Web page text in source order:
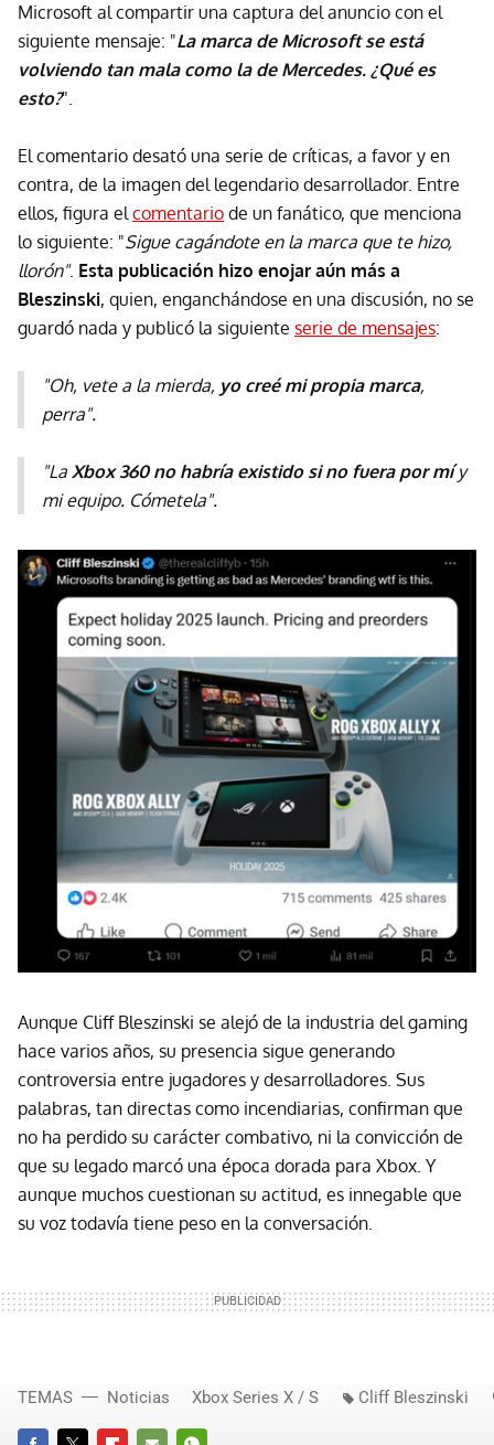
Microsoft al compartir una captura del anuncio con el
siguiente mensaje: "La marca de Microsoft se está
volviendo tan mala como la de Mercedes. ¿Qué es
esto?".
El comentario desató una serie de críticas, a favor y en
contra, de la imagen del legendario desarrollador. Entre
ellos, figura elcomentario de un fanático, que menciona
lo siguiente: "Sigue cagándote en la marca que te hizo,
llorón". Esta publicación hizo enojar aún más a
Bleszinski, quien, enganchándose en una discusión, no se
guardó nada y publicó la siguiente serie de mensajes:
"Oh, vete a la mierda, yo creé mi propia marca,
perra".
"La Xbox 360 no habría existido si no fuera por míy
mi equipo. Cómetela".
Aunque Cliff Bleszinski se alejó de la industria del gaming
hace varios años, su presencia sigue generando
controversia entre jugadores y desarrolladores. Sus
palabras, tan directas como incendiarias, confirman que
no ha perdido su carácter combativo, ni la convicción de
que su legado marcó una época dorada para Xbox. Y
aunque muchos cuestionan su actitud, es innegable que
su voz todavía tiene peso en la conversación.
TEMAS Noticias Xbox Series X / S Cliff Bleszinski